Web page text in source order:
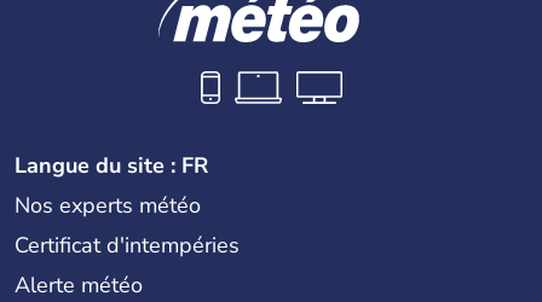
Langue du site : FR
Nos experts météo
Certificat d'intempéries
Alerte météo